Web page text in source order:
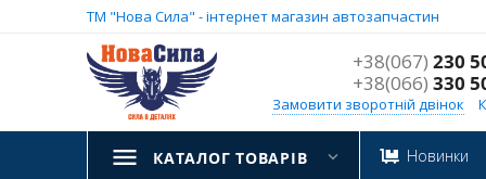
ТМ "Нова Сила" - інтернет магазин автозапчастин
+38(067) 230
+38(066) 330
Замовити зворотній двінок
КАТАЛОГ ТОВАРІВ Новинки